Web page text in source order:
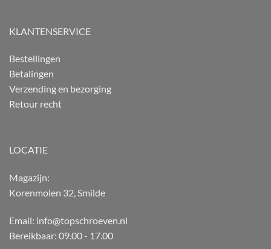
KLANTENSERVICE
Bestellingen
Betalingen
Verzending en bezorging
Retour recht
LOCATIE
Magazijn:
Korenmolen 32, Smilde
Email: info@topschroeven.nl
Bereikbaar: 09.00 - 17.00